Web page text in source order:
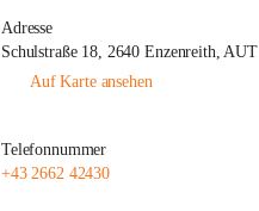
Adresse
Schulstraße 18, 2640 Enzenreith, AUT
Auf Karte ansehen
Telefonnummer
+43 2662 42430